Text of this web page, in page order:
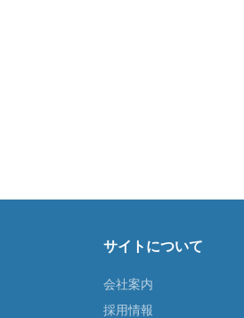
サイトについて
会社案内
採用情報